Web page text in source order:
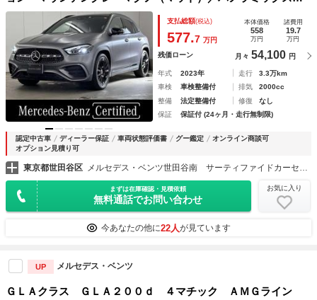
イディングルーフ／レーダーセーフティーパッケージ／３６０
度カメラ／アンビエントライト６４色／運転席・助手席シート
ヒーター／ＭＢＵＸナビゲーションシステ
支払総額(税込)
577.7 万円
本体価格
558
万円
諸費用
19.7
万円
残価ローン 月々 54,100 円
年式 2023年 走行
3.3万km
車検
車検整備付 排気
2000cc
整備
法定整備付 修復
なし
保証
保証付 (24ヶ月・走行無制限)
認定中古車 ディーラー保証 車両状態評価書 グー鑑定
オンライン商談可
オプション見積り可
東京都世田谷区 メルセデス・ベンツ世田谷南 サーティファイドカーセンター （株）シュテルン世田谷
まずは在庫確認・見積依頼
無料通話でお問い合わせ
お気に入り
今あなたの他に22人が見ています
UP メルセデス・ベンツ
ＧＬＡクラス ＧＬＡ２００ｄ ４マチック ＡＭＧライン